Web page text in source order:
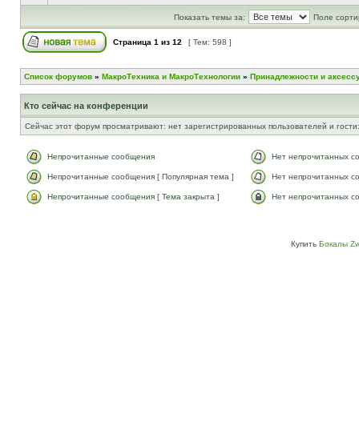
Показать темы за: Поле
Страница 1 из 12 [ Тем: 598 ]
Список форумов » МакроТехника и МакроТехнологии » Принадлежности и
Кто сейчас на конференции
Сейчас этот форум просматривают: нет зарегистрированных пользователей и
Непрочитанные сообщения Нет непрочитанных
Непрочитанные сообщения [ Популярная тема ] Нет непрочитанных
Непрочитанные сообщения [ Тема закрыта ] Нет непрочитанных
Купить Бокалы